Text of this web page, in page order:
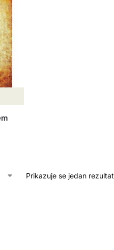
Prikazuje se jedan rezultat